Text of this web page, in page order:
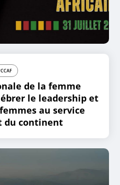
de la femme
le leadership et
au service
du continent